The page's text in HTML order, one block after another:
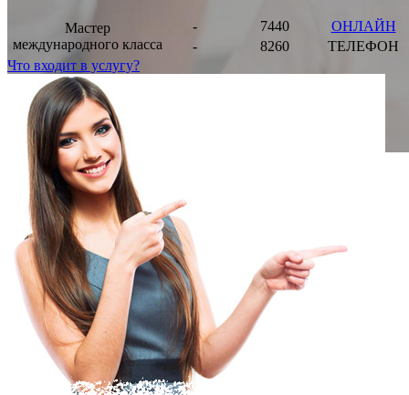
Лечите зубы со скидкой!
Только для первичных пациентов!
🎯 -25%на всё:
▪️удаление,
▪️лечение,
▪️импланты,
▪️диагностика,
Мастер
международного класса
- 7440
ОНЛАЙН
-
8260
ТЕЛЕФОН
Что входит в услугу?